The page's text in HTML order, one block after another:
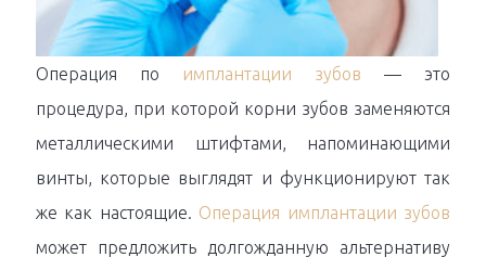
Операция по имплантации зубов — это
процедура, при которой корни зубов заменяются
металлическими штифтами, напоминающими
винты, которые выглядят и функционируют так
же как настоящие. Операция имплантации зубов
может предложить долгожданную альтернативу